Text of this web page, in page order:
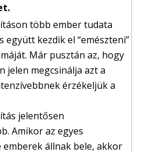
több ember tudata
együtt kezdik el “emészteni”
Már pusztán az, hogy
jelen megcsinálja azt a
érzékeljük a
jelentősen
Amikor az egyes
emberek állnak bele, akkor